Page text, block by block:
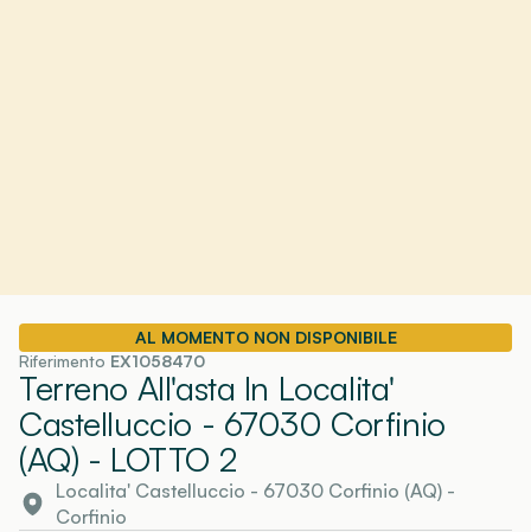
AL MOMENTO NON DISPONIBILE
Riferimento EX1058470
Terreno All'asta In Localita'
Castelluccio - 67030 Corfinio
(AQ) - LOTTO 2
Localita' Castelluccio - 67030 Corfinio (AQ) -
Corfinio